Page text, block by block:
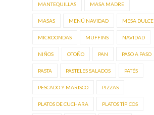
MANTEQUILLAS MASA MADRE
MASAS MENÚ NAVIDAD MESA DULCE
MICROONDAS MUFFINS NAVIDAD
NIÑOS OTOÑO PAN PASO A PASO
PASTA PASTELES SALADOS PATÉS
PESCADO Y MARISCO PIZZAS
PLATOS DE CUCHARA PLATOS TÍPICOS